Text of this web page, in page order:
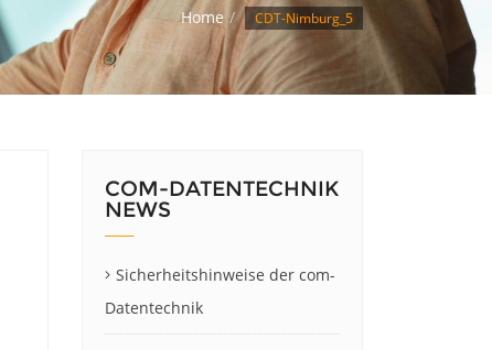
Home CDT-Nimburg_5
COM-DATENTECHNIK
NEWS
Sicherheitshinweise der com-
Datentechnik